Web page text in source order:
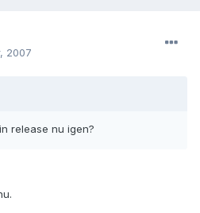
2007
release nu igen?